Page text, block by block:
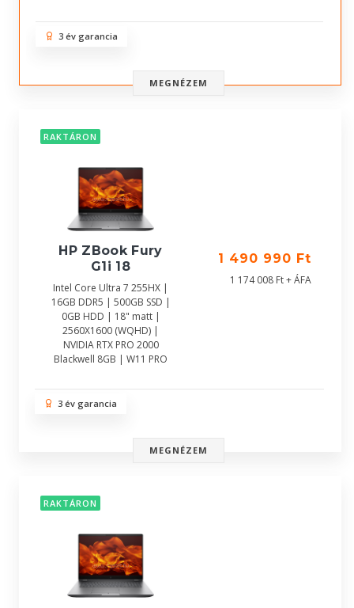
3 év garancia
MEGNÉZEM
RAKTÁRON
HP ZBook Fury
G1i 18
Intel Core Ultra 7 255HX |
16GB DDR5 | 500GB SSD |
0GB HDD | 18" matt |
2560X1600 (WQHD) |
NVIDIA RTX PRO 2000
Blackwell 8GB | W11 PRO
1 490 990 Ft
1 174 008 Ft + ÁFA
3 év garancia
MEGNÉZEM
RAKTÁRON